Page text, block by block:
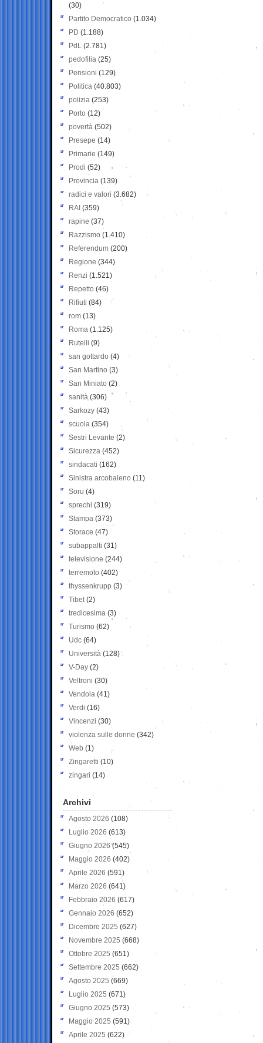
(30)
Partito Democratico (1.034)
PD (1.188)
PdL (2.781)
pedofilia (25)
Pensioni (129)
Politica (40.803)
polizia (253)
Porto (12)
povertà (502)
Presepe (14)
Primarie (149)
Prodi (52)
Provincia (139)
radici e valori (3.682)
RAI (359)
rapine (37)
Razzismo (1.410)
Referendum (200)
Regione (344)
Renzi (1.521)
Repetto (46)
Rifiuti (84)
rom (13)
Roma (1.125)
Rutelli (9)
san gottardo (4)
San Martino (3)
San Miniato (2)
sanità (306)
Sarkozy (43)
scuola (354)
Sestri Levante (2)
Sicurezza (452)
sindacati (162)
Sinistra arcobaleno (11)
Soru (4)
sprechi (319)
Stampa (373)
Storace (47)
subappalti (31)
televisione(244)
terremoto (402)
thyssenkrupp (3)
Tibet(2)
tredicesima (3)
Turismo (62)
Udc (64)
Università (128)
V-Day (2)
Veltroni (30)
Vendola (41)
Verdi (16)
Vincenzi (30)
violenza sulle donne (342)
Web (1)
Zingaretti (10)
zingari (14)
Archivi
Agosto 2026 (108)
Luglio 2026 (613)
Giugno 2026 (545)
Maggio 2026 (402)
Aprile 2026 (591)
Marzo 2026 (641)
Febbraio 2026 (617)
Gennaio 2026 (652)
Dicembre 2025 (627)
Novembre 2025 (668)
Ottobre 2025 (651)
Settembre 2025 (662)
Agosto 2025 (669)
Luglio 2025 (671)
Giugno 2025 (573)
Maggio 2025 (591)
Aprile 2025 (622)